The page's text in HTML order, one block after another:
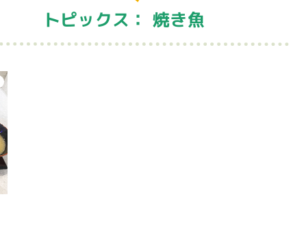
トピックス： 焼き魚